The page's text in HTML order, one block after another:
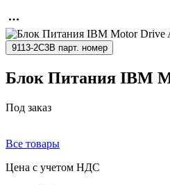
9113-2C3B парт. номер
Блок Питания IBM
Под заказ
Все товары
Цена с учетом НДС